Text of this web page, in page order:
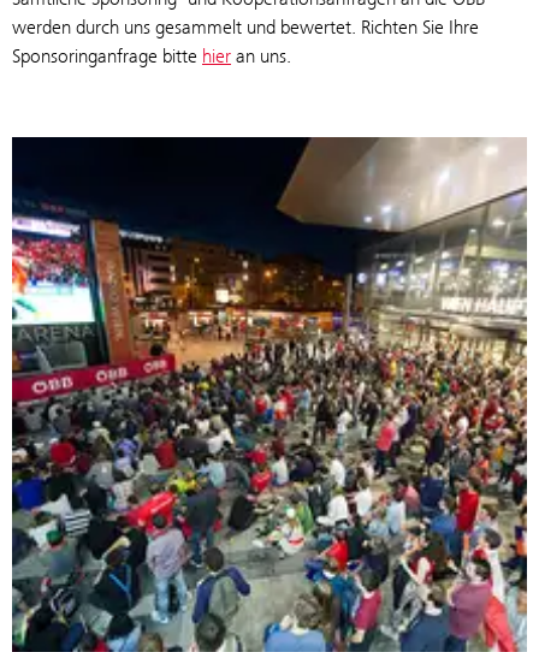
werden durch uns gesammelt und bewertet. Richten Sie Ihre
Sponsoringanfrage bitte hier an uns.